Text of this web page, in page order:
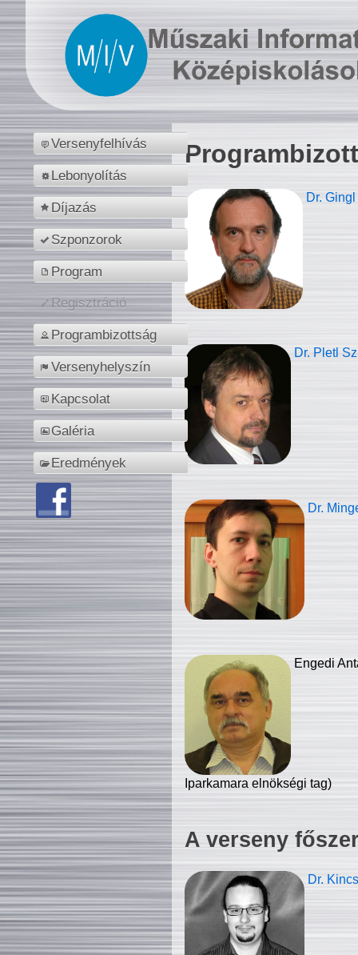
Versenyfelhívás
Lebonyolítás
Díjazás
Szponzorok
Program
Regisztráció
Programbizottság
Versenyhelyszín
Kapcsolat
Galéria
Eredmények
Dr.
Dr. Pletl
Dr.
Engedi
Iparkamara elnökségi tag)
A verseny
Dr.